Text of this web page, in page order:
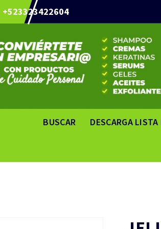
+523323422604
BUSCAR DESCARGA LISTA